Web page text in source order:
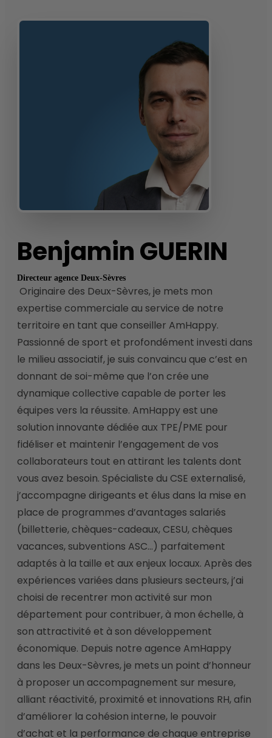
BenjaminGUERIN
Directeur agence Deux-Sèvres
expertise commerciale au service de notre
territoire en tant que conseiller AmHappy.
Passionné de sport et profondément investi dans
le milieu associatif, je suis convaincu que c’est en
donnant de soi-même que l’on crée une
dynamique collective capable de porter les
équipes vers la réussite. AmHappy est une
solution innovante dédiée aux TPE/PME pour
fidéliser et maintenir l’engagement de vos
collaborateurs tout en attirant les talents dont
vous avez besoin. Spécialiste du CSE externalisé,
j’accompagne dirigeants et élus dans la mise en
place de programmes d’avantages salariés
(billetterie, chèques-cadeaux, CESU, chèques
vacances, subventions ASC…) parfaitement
adaptés à la taille et aux enjeux locaux. Après des
expériences variées dans plusieurs secteurs, j’ai
choisi de recentrer mon activité sur mon
département pour contribuer, à mon échelle, à
son attractivité et à son développement
économique. Depuis notre agence AmHappy
dans les Deux-Sèvres, je mets un point d’honneur
à proposer un accompagnement sur mesure,
alliant réactivité, proximité et innovations RH, afin
d’améliorer la cohésion interne, le pouvoir
d’achat et la performance de chaque entreprise